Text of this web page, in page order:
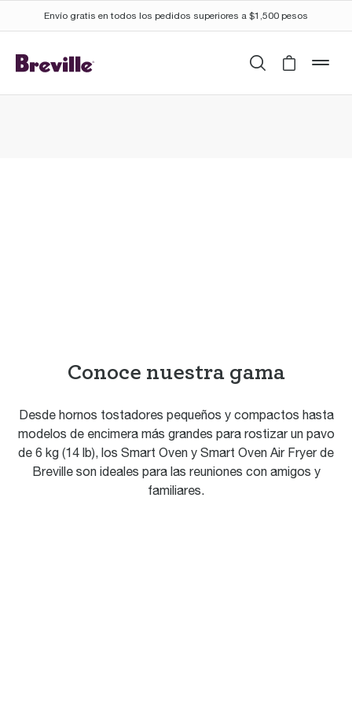
Conoce nuestra gama
Desde hornos tostadores pequeños y compactos hasta
modelos de encimera más grandes para rostizar un pavo
de 6 kg (14 lb), los Smart Oven y Smart Oven Air Fryer de
Breville son ideales para las reuniones con amigos y
familiares.
Envío gratis en todos los pedidos superiores a $1,500 pesos
BuscarCart is